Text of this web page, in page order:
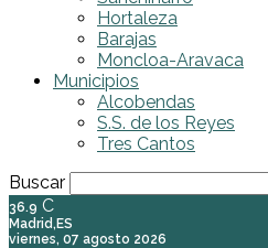
Hortaleza
Barajas
Moncloa-Aravaca
Municipios
Alcobendas
S.S. de los Reyes
Tres Cantos
Buscar
36.9 C
Madrid,ES
viernes, 07 agosto 2026